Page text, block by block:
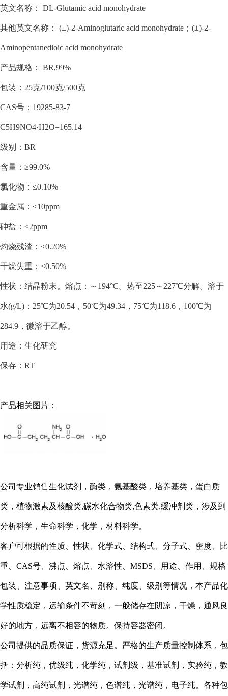
英文名称： DL-Glutamic acid monohydrate
其他英文名称： (±)-2-Aminoglutaric acid monohydrate；(±)-2-
Aminopentanedioic acid monohydrate
产品规格： BR,99%
包装：25克/100克/500克
CAS号：19285-83-7
C5H9NO4·H2O=165.14
级别：BR
含量：≥99.0%
氯化物：≤0.10%
重金属：≤10ppm
砷盐：≤2ppm
灼烧残渣：≤0.20%
干燥失重：≤0.50%
性状：结晶粉末。熔点：～194°C。热至225～227℃分解。溶于
水(g/L)：25℃为20.54，50℃为49.34，75℃为118.6，100℃为
284.9，微溶于乙醇。
用途：生化研究
保存：RT
产品相关图片：
公司专业销售生化试剂，酶类，氨基酸类，培养基类，蛋白质
类，植物激素及核酸类,碳水化合物类,色素类,缓冲剂类，涉及到
分析科学，生命科学，化学，材料科学。
客户可根据的性质、性状、化学式、结构式、分子式、密度、比
重、CAS号、沸点、熔点、水溶性、MSDS、用途、作用、规格
包装、注意事项、英文名、别称、纯度、级别等情况，本产品化
学性质稳定，运输条件不苛刻，一般储存在阴凉，干燥，通风良
好的地方，远离不相容的物质。保持容器密闭。
公司提供的品质保证，货源充足。严格的生产质量控制体系，包
括： 分析纯， 优级纯，化学纯，试剂级，基准试剂，实验纯，教
学试剂，高纯试剂， 光谱纯， 色谱纯，光谱纯，电子纯。各种包